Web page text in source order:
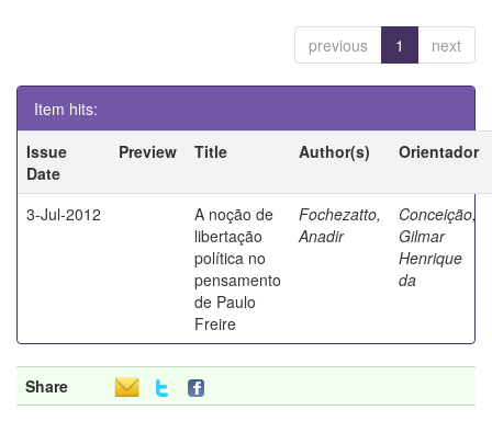
previous 1 next
Item hits:
Issue
Date
Preview Title Author(s) Orientador
3-Jul-2012
A noção de
libertação
política no
pensamento
de Paulo
Freire
Fochezatto,
Anadir
Conceição,
Gilmar
Henrique
da
Share